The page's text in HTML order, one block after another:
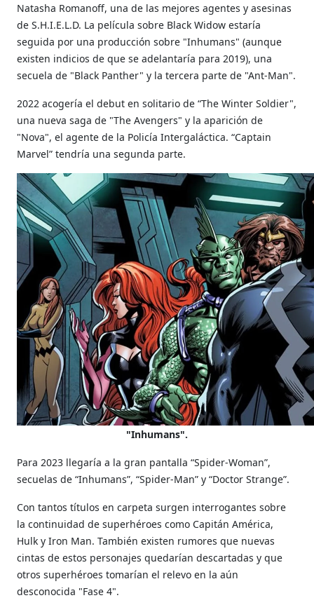
Natasha Romanoff, una de las mejores agentes y asesinas
de S.H.I.E.L.D. La película sobre Black Widow estaría
seguida por una producción sobre "Inhumans" (aunque
existen indicios de que se adelantaría para 2019), una
secuela de "Black Panther" y la tercera parte de "Ant-Man".
2022 acogería el debut en solitario de “The Winter Soldier",
una nueva saga de "The Avengers" y la aparición de
"Nova", el agente de la Policía Intergaláctica. “Captain
Marvel” tendría una segunda parte.
"Inhumans".
Para 2023 llegaría a la gran pantalla “Spider-Woman”,
secuelas de “Inhumans”, “Spider-Man” y “Doctor Strange”.
Con tantos títulos en carpeta surgen interrogantes sobre
la continuidad de superhéroes como Capitán América,
Hulk yIron Man. También existen rumores que nuevas
cintas de estos personajesquedarían descartadas y que
otros superhéroes tomarían el relevo en la aún
desconocida "Fase 4".